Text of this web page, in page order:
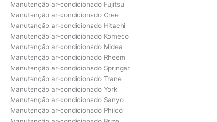
Manutenção ar-condicionado Fujitsu
Manutenção ar-condicionado Gree
Manutenção ar-condicionado Hitachi
Manutenção ar-condicionado Komeco
Manutenção ar-condicionado Midea
Manutenção ar-condicionado Rheem
Manutenção ar-condicionado Springer
Manutenção ar-condicionado Trane
Manutenção ar-condicionado York
Manutenção ar-condicionado Sanyo
Manutenção ar-condicionado Philco